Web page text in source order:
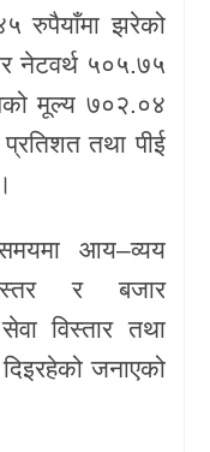
रुपैयाँमा झरेको
नेटवर्थ ५०५.७५
मूल्य ७०२.०४
तथा पीई
आय–व्यय
र बजार
विस्तार तथा
दिइरहेको जनाएको